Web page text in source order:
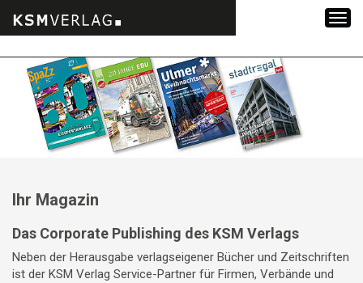
Inhalt
springen
Ihr Magazin
Das Corporate Publishing des KSM Verlags
Neben der Herausgabe verlagseigener Bücher und Zeitschriften
ist der KSM Verlag Service-Partner für Firmen, Verbände und